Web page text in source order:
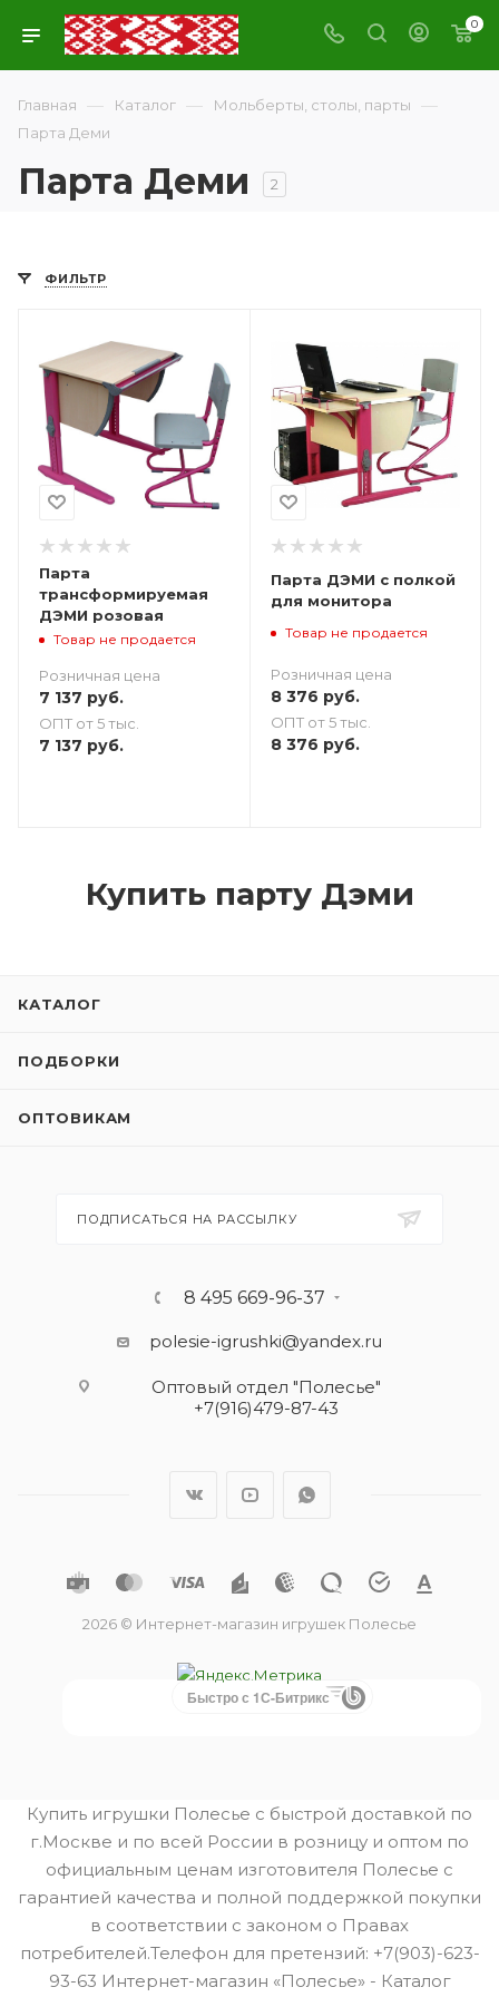
0
Главная — Каталог — Мольберты, столы, парты —
Парта Деми
Парта Деми 2
ФИЛЬТР
Парта
трансформируемая
ДЭМИ розовая
Товар не продается
Розничная цена
7 137 руб.
ОПТ от 5 тыс.
7 137 руб.
Парта ДЭМИ с полкой
для монитора
Товар не продается
Розничная цена
8 376 руб.
ОПТ от 5 тыс.
8 376 руб.
Купить парту Дэми
КАТАЛОГ
ПОДБОРКИ
ОПТОВИКАМ
ПОДПИСАТЬСЯ НА РАССЫЛКУ
8 495 669-96-37
polesie-igrushki@yandex.ru
Оптовый отдел "Полесье"
+7(916)479-87-43
2026 © Интернет-магазин игрушек Полесье
Быстро с 1С-Битрикс
Купить игрушки Полесье с быстрой доставкой по
г.Москве и по всей России в розницу и оптом по
официальным ценам изготовителя Полесье с
гарантией качества и полной поддержкой покупки
в соответствии с законом о Правах
потребителей.Телефон для претензий: +7(903)-623-
93-63 Интернет-магазин «Полесье» - Каталог